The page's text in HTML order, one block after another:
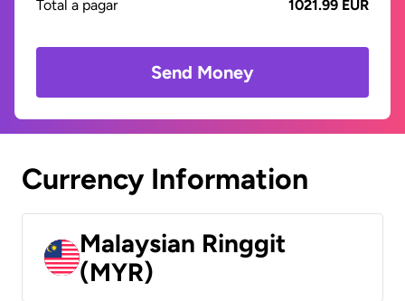
Total a pagar
1021.99 EUR
Send Money
Currency Information
Malaysian Ringgit
(MYR)